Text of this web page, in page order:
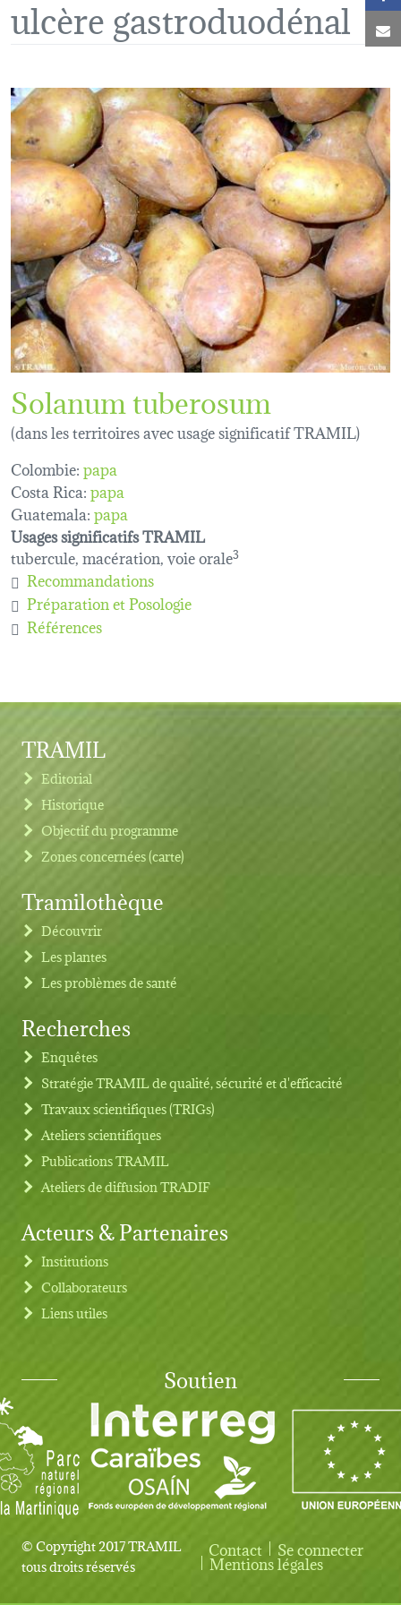
ulcère gastroduodénal
Solanum tuberosum
(dans les territoires avec usage significatif TRAMIL)
Colombie:papa
Costa Rica:papa
Guatemala:papa
Usages significatifs TRAMIL
tubercule, macération, voie orale3
Recommandations
Préparation et Posologie
Références
Footer menu
TRAMIL
Editorial
Historique
Objectif du programme
Zones concernées (carte)
Tramilothèque
Découvrir
Les plantes
Les problèmes de santé
Recherches
Enquêtes
Stratégie TRAMIL de qualité, sécurité et d'efficacité
Travaux scientifiques (TRIGs)
Ateliers scientifiques
Publications TRAMIL
Ateliers de diffusion TRADIF
Acteurs & Partenaires
Institutions
Collaborateurs
Liens utiles
Soutien
© Copyright 2017 TRAMIL
tous droits réservés
User account menu
Contact Se connecter
Mentions légales